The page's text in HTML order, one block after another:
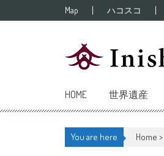
Map ハコスコ
HOME 世界遺産
You are here Home >